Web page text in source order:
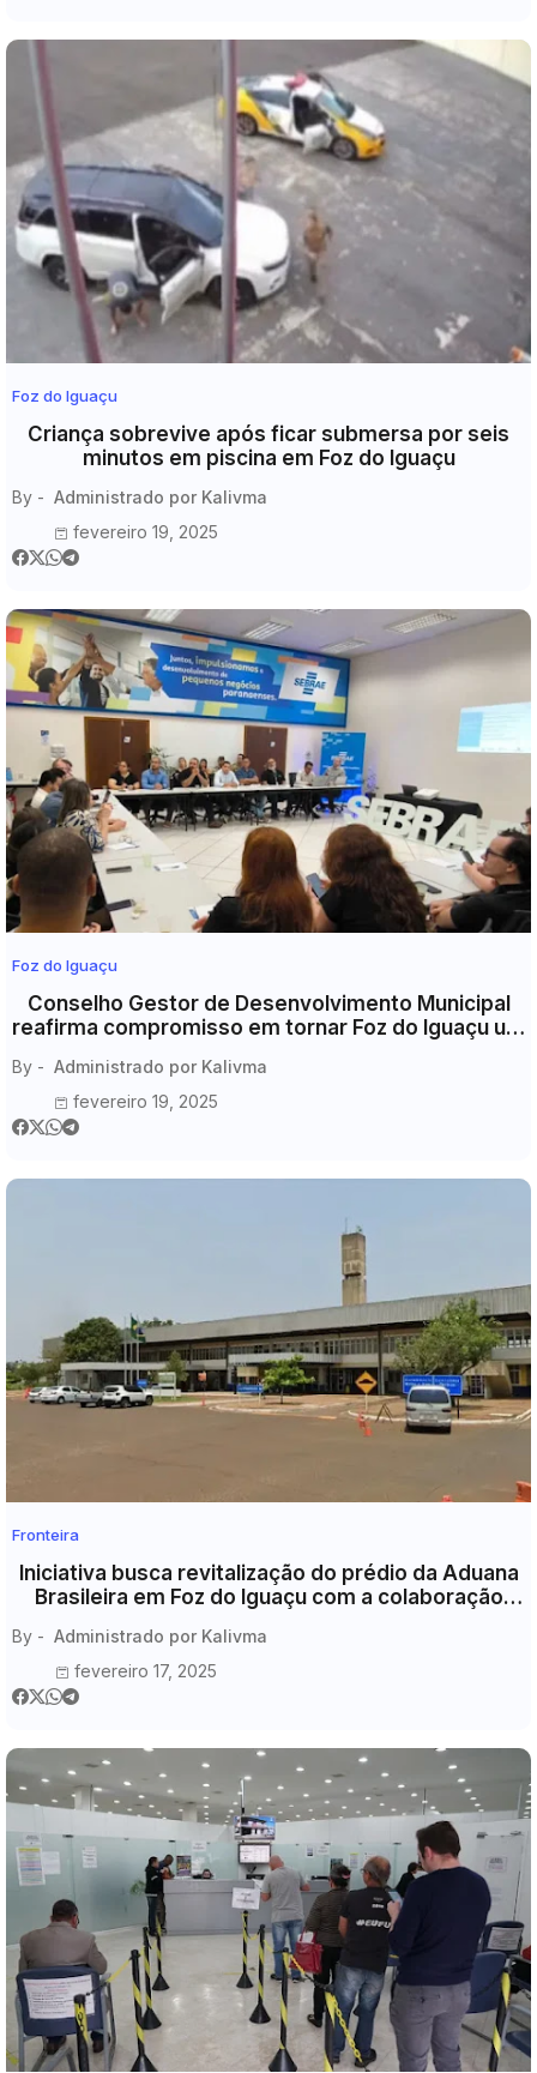
Foz do Iguaçu
Criança sobrevive após ficar submersa por seis
minutos em piscina em Foz do Iguaçu
By - Administrado por Kalivma
fevereiro 19, 2025
Foz do Iguaçu
Conselho Gestor de Desenvolvimento Municipal
reafirma compromisso em tornar Foz do Iguaçu um
By - Administrado por Kalivma
fevereiro 19, 2025
Fronteira
Iniciativa busca revitalização do prédio da Aduana
Brasileira em Foz do Iguaçu com a colaboração
By - Administrado por Kalivma
fevereiro 17, 2025